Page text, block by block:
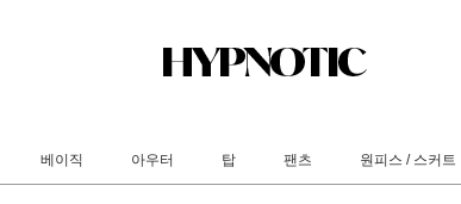
베이직 아우터 탑 팬츠 원피스 / 스커트